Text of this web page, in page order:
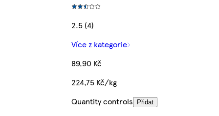
2.5 (4)
Více z kategorie
89,90 Kč
224,75 Kč/kg
Quantity controls
Přidat